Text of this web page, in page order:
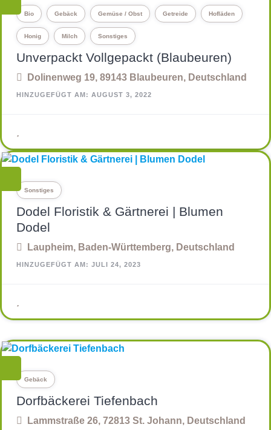
Bio Gebäck Gemüse / Obst Getreide Hofläden
Honig Milch Sonstiges
Unverpackt Vollgepackt (Blaubeuren)
Dolinenweg 19, 89143 Blaubeuren, Deutschland
HINZUGEFÜGT AM: AUGUST 3, 2022
Sonstiges
Dodel Floristik & Gärtnerei | Blumen
Dodel
Laupheim, Baden-Württemberg, Deutschland
HINZUGEFÜGT AM: JULI 24, 2023
Gebäck
Dorfbäckerei Tiefenbach
Lammstraße 26, 72813 St. Johann, Deutschland